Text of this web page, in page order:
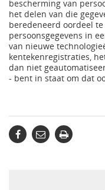
bescherming van
het delen van die
beredeneerd oordeel
persoonsgegevens in
van nieuwe
kentekenregistraties,
dan niet
- bent in staat om dat